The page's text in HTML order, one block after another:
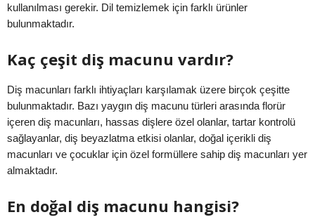
kullanılması gerekir. Dil temizlemek için farklı ürünler
bulunmaktadır.
Kaç çeşit diş macunu vardır?
Diş macunları farklı ihtiyaçları karşılamak üzere birçok çeşitte
bulunmaktadır. Bazı yaygın diş macunu türleri arasında florür
içeren diş macunları, hassas dişlere özel olanlar, tartar kontrolü
sağlayanlar, diş beyazlatma etkisi olanlar, doğal içerikli diş
macunları ve çocuklar için özel formüllere sahip diş macunları yer
almaktadır.
En doğal diş macunu hangisi?